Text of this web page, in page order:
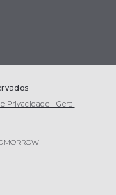
Privacidade - Geral